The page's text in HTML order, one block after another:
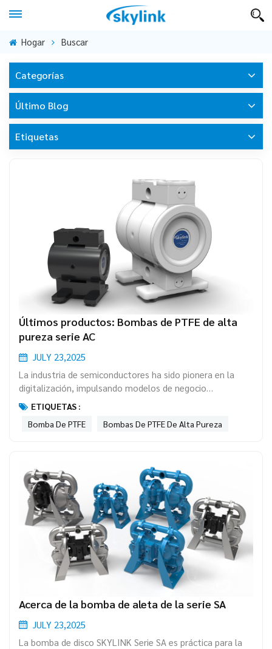
Hogar Buscar
Categorías
Último Blog
Etiquetas
Últimos productos: Bombas de PTFE de alta
pureza serie AC
JULY 23,2025
La industria de semiconductores ha sido pionera en la
digitalización, impulsando modelos de negocio
digitalizados y modernos con servicios digitalizados.
Además, el rápido desarrollo de las aplicaciones de IA
(Inteligencia Artificial) ha impulsado la demanda de chips
incluyen el suminis...
ETIQUETAS :
Bomba De PTFE
Bombas De PTFE De Alta Pureza
Acerca de la bomba de aleta de la serie SA
JULY 23,2025
La bomba de disco SKYLINK Serie SA es práctica para la